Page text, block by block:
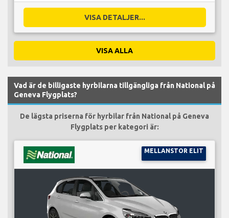
VISA DETALJER...
VISA ALLA
Vad är de billigaste hyrbilarna tillgängliga från National på
Geneva Flygplats?
De lägsta priserna för hyrbilar från National på Geneva
Flygplats per kategori är:
MELLANSTOR ELIT